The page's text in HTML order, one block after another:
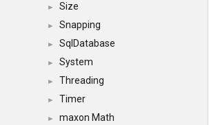
► Size
► Snapping
► SqlDatabase
► System
► Threading
► Timer
►
maxon Math